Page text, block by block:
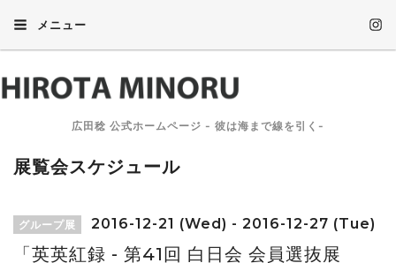
メニュー
広田稔 公式ホームページ - 彼は海まで線を引く-
展覧会スケジュール
グループ展 2016-12-21 (Wed) - 2016-12-27 (Tue)
「英英紅録 - 第41回 白日会 会員選抜展